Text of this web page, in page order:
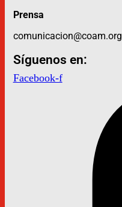
Prensa
comunicacion@coam.org
Síguenos en:
Facebook-f